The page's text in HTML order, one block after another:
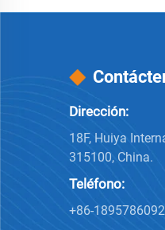
Dirección:
18F, Huiya
315100, China.
Teléfono:
+86-